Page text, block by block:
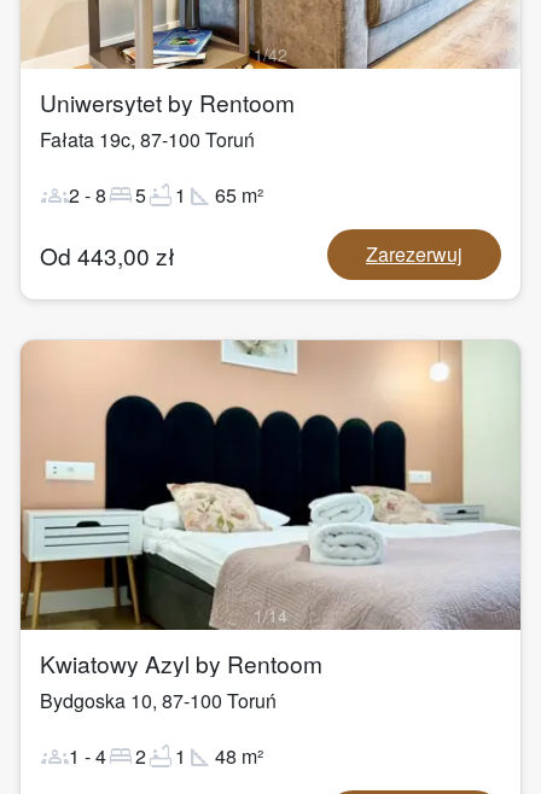
1/42
Uniwersytet by Rentoom
Fałata 19c, 87-100 Toruń
groups2-8bed5bathtub1 square_foot 65 m²
Od 443,00 zł Zarezerwuj
1/14
Kwiatowy Azyl by Rentoom
Bydgoska 10, 87-100 Toruń
groups1 -4bed2bathtub1 square_foot 48 m²